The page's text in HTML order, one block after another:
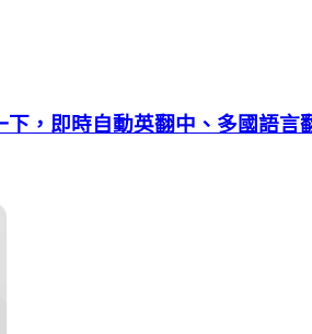
下，即時自動英翻中、多國語言